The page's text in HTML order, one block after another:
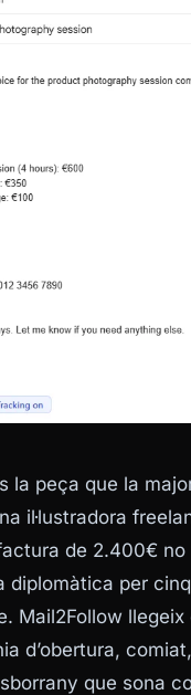
la peça que la
il·lustradora
de 2.400€ no
diplomàtica per
Mail2Follow llegeix
d’obertura,
que sona